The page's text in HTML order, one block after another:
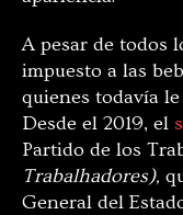
A pesar de todos
impuesto a las
quienes todavía
Desde el 2019, el
Partido de los
Trabalhadores),
General del